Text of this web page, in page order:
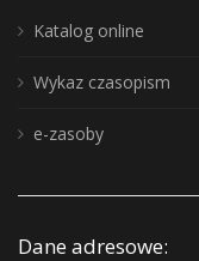
Katalog online
Wykaz czasopism
e-zasoby
Dane adresowe: